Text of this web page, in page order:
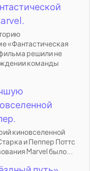
«Фантастическая
решили не
команды
киновселенной
и Пеппер Поттс
Marvel было...